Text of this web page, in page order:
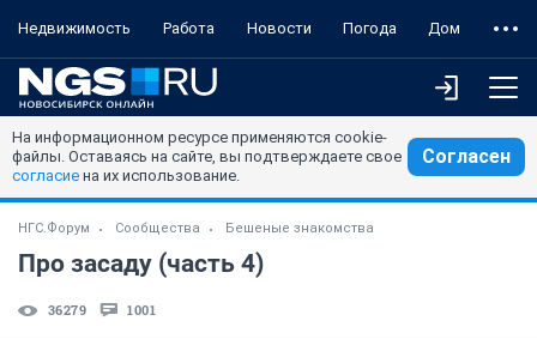
Недвижимость Работа Новости Погода Дом
На информационном ресурсе применяются cookie-
файлы. Оставаясь на сайте, вы подтверждаете свое
согласие на их использование.
Согласен
НГС.Форум Сообщества Бешеные знакомства
Про засаду (часть 4)
36279 1001